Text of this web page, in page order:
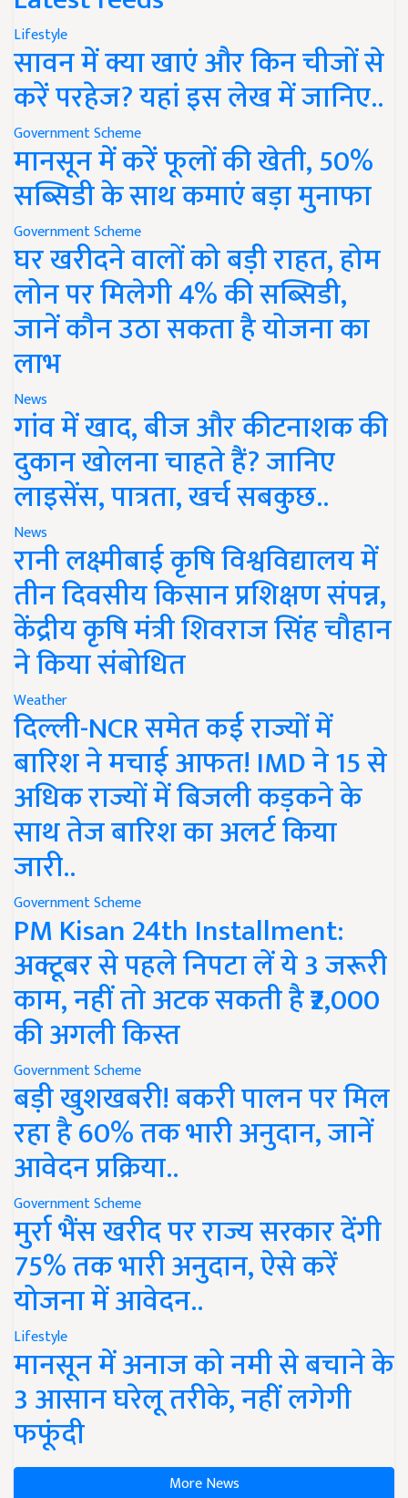
Lifestyle
सावन में क्या खाएं और किन चीजों से
करें परहेज? यहां इस लेख में जानिए..
Government Scheme
मानसून में करें फूलों की खेती, 50%
सब्सिडी के साथ कमाएं बड़ा मुनाफा
Government Scheme
घर खरीदने वालों को बड़ी राहत, होम
लोन पर मिलेगी 4% की सब्सिडी,
जानें कौन उठा सकता है योजना का
लाभ
News
गांव में खाद, बीज और कीटनाशक की
दुकान खोलना चाहते हैं? जानिए
लाइसेंस, पात्रता, खर्च सबकुछ..
News
रानी लक्ष्मीबाई कृषि विश्वविद्यालय में
तीन दिवसीय किसान प्रशिक्षण संपन्न,
केंद्रीय कृषि मंत्री शिवराज सिंह चौहान
ने किया संबोधित
Weather
दिल्ली-NCR समेत कई राज्यों में
बारिश ने मचाई आफत! IMD ने 15 से
अधिक राज्यों में बिजली कड़कने के
साथ तेज बारिश का अलर्ट किया
जारी..
Government Scheme
PM Kisan 24th Installment:
अक्टूबर से पहले निपटा लें ये 3 जरूरी
काम, नहीं तो अटक सकती है ₹2,000
की अगली किस्त
Government Scheme
बड़ी खुशखबरी! बकरी पालन पर मिल
रहा है 60% तक भारी अनुदान, जानें
आवेदन प्रक्रिया..
Government Scheme
मुर्रा भैंस खरीद पर राज्य सरकार देंगी
75% तक भारी अनुदान, ऐसे करें
योजना में आवेदन..
Lifestyle
मानसून में अनाज को नमी से बचाने के
3 आसान घरेलू तरीके, नहीं लगेगी
फफूंदी
More News